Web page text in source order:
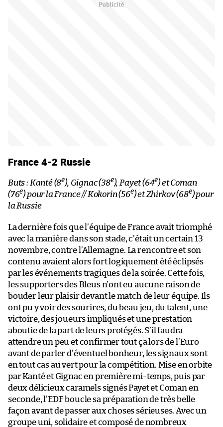
France 4-2 Russie
Buts : Kanté (8e), Gignac (38e), Payet (64e) et Coman
(76e) pour la France // Kokorin (56e) et Zhirkov (68e) pour
la Russie
La dernière fois que l’équipe de France avait triomphé
avec la manière dans son stade, c’était un certain 13
novembre, contre l’Allemagne. La rencontre et son
contenu avaient alors fort logiquement été éclipsés
par les événements tragiques de la soirée. Cette fois,
les supporters des Bleus n’ont eu aucune raison de
bouder leur plaisir devant le match de leur équipe. Ils
ont pu y voir des sourires, du beau jeu, du talent, une
victoire, des joueurs impliqués et une prestation
aboutie de la part de leurs protégés. S’il faudra
attendre un peu et confirmer tout ça lors de l’Euro
avant de parler d’éventuel bonheur, les signaux sont
en tout cas au vert pour la compétition. Mise en orbite
par Kanté et Gignac en première mi-temps, puis par
deux délicieux caramels signés Payet et Coman en
seconde, l’EDF boucle sa préparation de très belle
façon avant de passer aux choses sérieuses. Avec un
groupe uni, solidaire et composé de nombreux